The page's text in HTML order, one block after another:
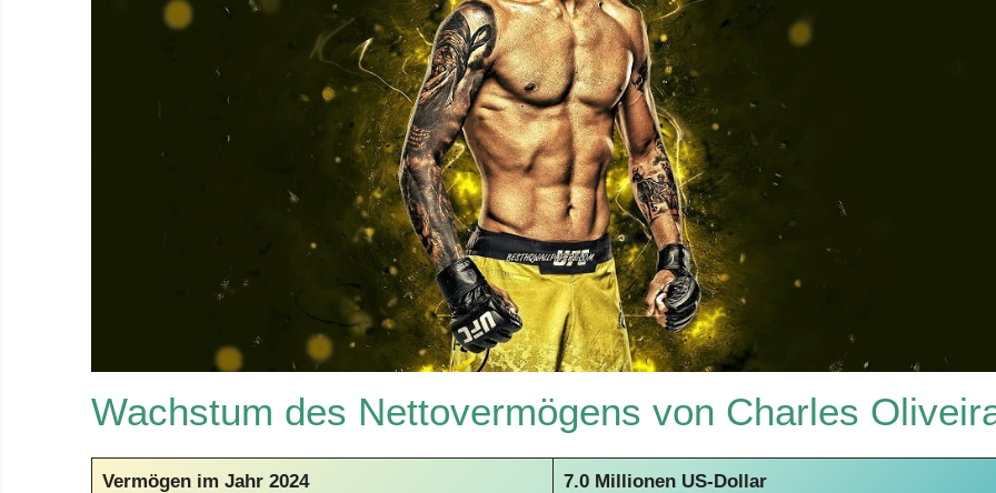
Wachstum des Nettovermögens von Charles
Vermögen im Jahr 2024 7.0 Millionen US-Dollar